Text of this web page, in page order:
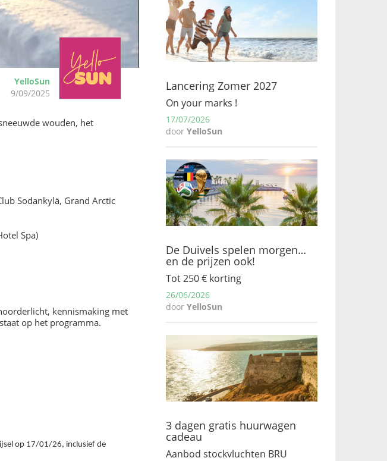
YelloSun
9/09/2025
wouden, het
Sodankylä, Grand Arctic
Spa)
kennismaking met
op het programma.
op 17/01/26, inclusief de
Lancering Zomer 2027
On your marks !
17/07/2026
door YelloSun
De Duivels spelen morgen…
en de prijzen ook!
Tot 250 € korting
26/06/2026
door YelloSun
3 dagen gratis huurwagen
cadeau
Aanbod stockvluchten BRU